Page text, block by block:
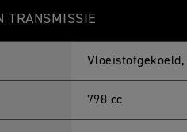
TRANSMISSIE
798 cc